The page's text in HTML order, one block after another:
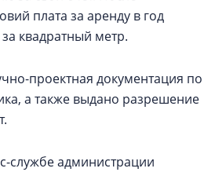
плата за аренду в год
квадратный метр.
проектная документация по
а также выдано разрешение
службе администрации